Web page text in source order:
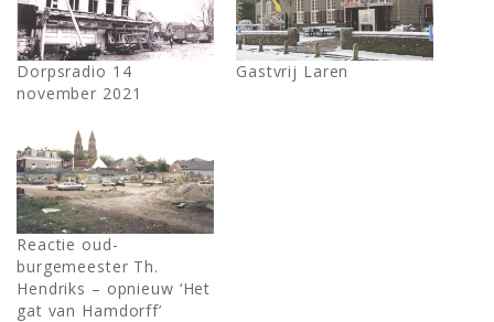
Dorpsradio 14
november 2021
Gastvrij Laren
Reactie oud-
burgemeester Th.
Hendriks – opnieuw ‘Het
gat van Hamdorff’